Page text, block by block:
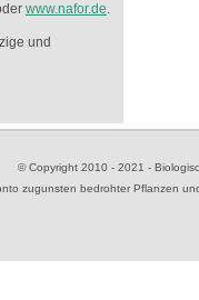
www.nafor.de.
und
© Copyright 2010 - 2021 -
zugunsten bedrohter Pflanzen